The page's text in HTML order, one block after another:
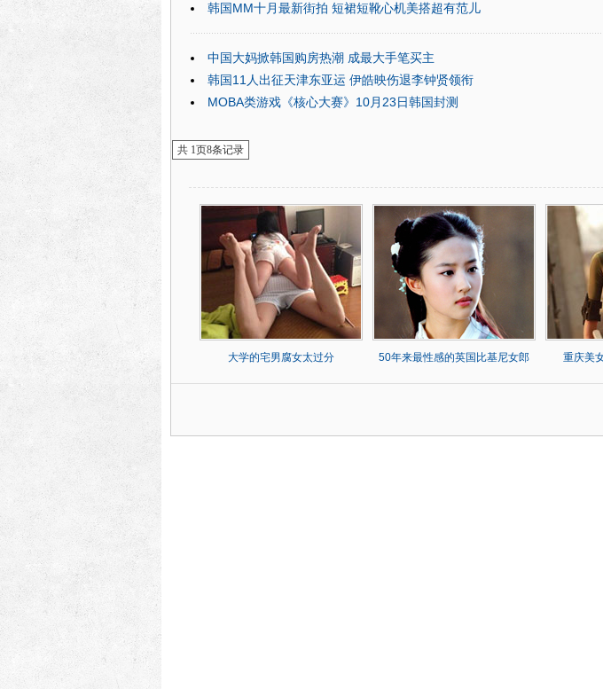
韩国MM十月最新街拍 短裙短靴心机美搭超有范儿
中国大妈掀韩国购房热潮 成最大手笔买主
韩国11人出征天津东亚运 伊皓映伤退李钟贤领衔
MOBA类游戏《核心大赛》10月23日韩国封测
共 1页8条记录
大学的宅男腐女太过分 50年来最性感的英国比基尼女郎 重庆美